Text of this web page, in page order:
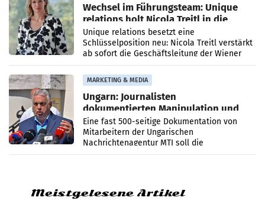
Wechsel im Führungsteam: Unique
relations holt Nicola Treitl in die
Geschäftsleitung
Unique relations besetzt eine
Schlüsselposition neu: Nicola Treitl verstärkt
ab sofort die Geschäftsleitung der Wiener
PR-Agentur an der Seite von Josef Kalina und
Anna Kalina-Mahr.
MARKETING & MEDIA
Ungarn: Journalisten
dokumentierten Manipulation und
Zensur
Eine fast 500-seitige Dokumentation von
Mitarbeitern der Ungarischen
Nachrichtenagentur MTI soll die
systematische Nachrichten-Manipulation und
Meistgelesene Artikel